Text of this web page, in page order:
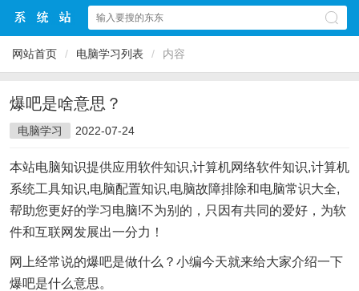
网站首页 / 电脑学习列表 / 内容
爆吧是啥意思？
电脑学习 2022-07-24
本站电脑知识提供应用软件知识,计算机网络软件知识,计算机
系统工具知识,电脑配置知识,电脑故障排除和电脑常识大全,
帮助您更好的学习电脑!不为别的，只因有共同的爱好，为软
件和互联网发展出一分力！
网上经常说的爆吧是做什么？小编今天就来给大家介绍一下
爆吧是什么意思。